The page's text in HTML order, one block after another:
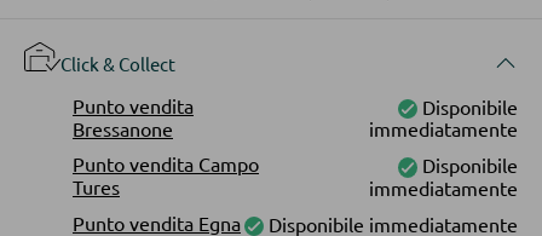
Moduli TV
Tavolini da caffé
Lampade solari
LINEE ILLUMINOTECNICA
Click & Collect
Punto vendita
Bressanone
Disponibile
immediatamente
Punto vendita Campo
Tures
Disponibile
immediatamente
Punto vendita Egna
Disponibile immediatamente